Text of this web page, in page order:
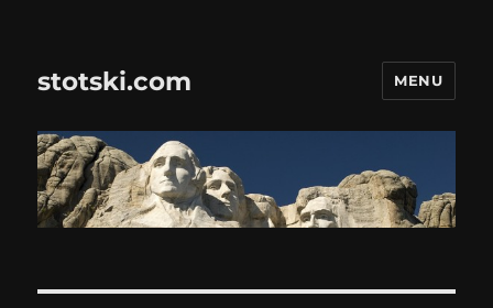
stotski.com MENU